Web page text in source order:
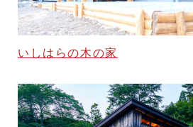
いしはらの木の家